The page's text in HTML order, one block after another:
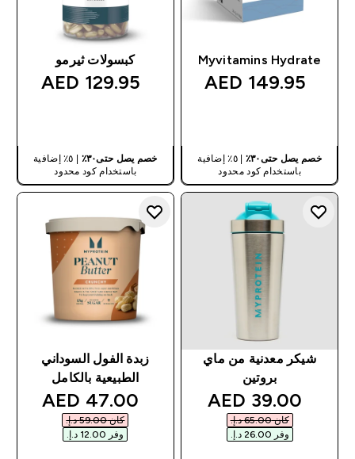
Myvitamins Hydrate
149.95 AED‎
خصم يصل حتى٣٠٪
| ٥٪ إضافية
باستخدام كود محدود
كبسولات ثيرمو
129.95 AED‎
خصم يصل حتى٣٠٪
| ٥٪ إضافية
باستخدام كود محدود
شيكر معدنية من ماي
بروتين
discounted price
39.00 AED‎
كان ‏65.00 د.إ.‏‎
وفر ‏26.00 د.إ.‏‎
زبدة الفول السوداني
الطبيعية بالكامل
price
47.00 AED‎
كان ‏59.00 د.إ.‏‎
وفر ‏12.00 د.إ.‏‎